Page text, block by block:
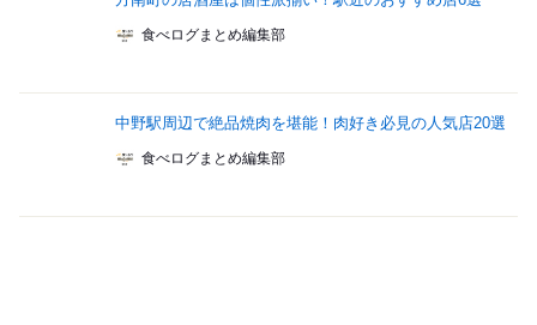
食べログまとめ編集部
中野駅周辺で絶品焼肉を堪能！肉好き必見の人気店20選
食べログまとめ編集部